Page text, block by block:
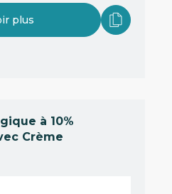
plus
à 10%
Crème